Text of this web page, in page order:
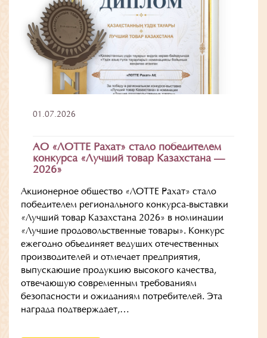
01.07.2026
АО «ЛОТТЕ Рахат» стало победителем
конкурса «Лучший товар Казахстана —
2026»
Акционерное общество «ЛОТТЕ Рахат» стало
победителем регионального конкурса-выставки
«Лучший товар Казахстана 2026» в номинации
«Лучшие продовольственные товары». Конкурс
ежегодно объединяет ведущих отечественных
производителей и отмечает предприятия,
выпускающие продукцию высокого качества,
отвечающую современным требованиям
безопасности и ожиданиям потребителей. Эта
награда подтверждает,…